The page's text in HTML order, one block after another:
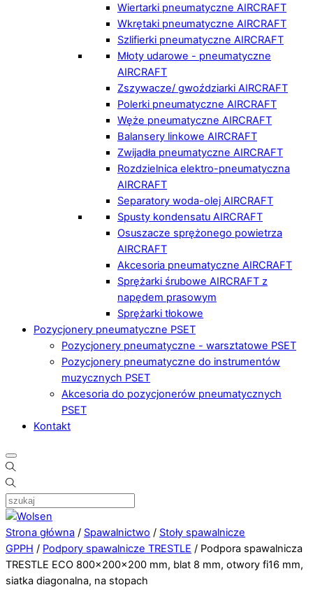
Wiertarki pneumatyczne AIRCRAFT
Wkrętaki pneumatyczne AIRCRAFT
Szlifierki pneumatyczne AIRCRAFT
Młoty udarowe - pneumatyczne
AIRCRAFT
Zszywacze/ gwoździarki AIRCRAFT
Polerki pneumatyczne AIRCRAFT
Węże pneumatyczne AIRCRAFT
Balansery linkowe AIRCRAFT
Zwijadła pneumatyczne AIRCRAFT
Rozdzielnica elektro-pneumatyczna
AIRCRAFT
Separatory woda-olej AIRCRAFT
Spusty kondensatu AIRCRAFT
Osuszacze sprężonego powietrza
AIRCRAFT
Akcesoria pneumatyczne AIRCRAFT
Sprężarki śrubowe AIRCRAFT z
napędem prasowym
Sprężarki tłokowe
Pozycjonery pneumatyczne PSET
Pozycjonery pneumatyczne - warsztatowe PSET
Pozycjonery pneumatyczne do instrumentów
muzycznych PSET
Akcesoria do pozycjonerów pneumatycznych
PSET
Kontakt
Strona główna / Spawalnictwo / Stoły spawalnicze
GPPH / Podpory spawalnicze TRESTLE / Podpora spawalnicza
TRESTLE ECO 800x200x200 mm, blat 8 mm, otwory fi16 mm,
siatka diagonalna, na stopach